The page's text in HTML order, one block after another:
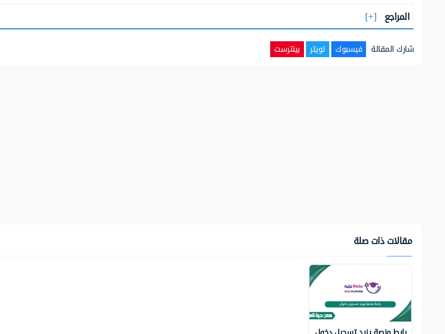
المراجع
شارك المقالة فيسبوك تويتر بينترست
مقالات ذات صلة